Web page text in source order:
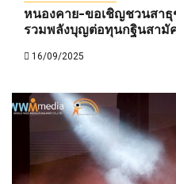
หนองคาย-ขอเชิญชวนสา
รวมพลังบุญต่อทุนกฐินสามั
16/09/2025